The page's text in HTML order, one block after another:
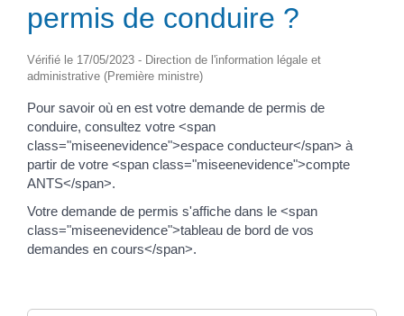
permis de conduire ?
Vérifié le 17/05/2023 - Direction de l'information légale et
administrative (Première ministre)
Pour savoir où en est votre demande de permis de
conduire, consultez votre <span
class="miseenevidence">espace conducteur</span> à
partir de votre <span class="miseenevidence">compte
ANTS</span>.
Votre demande de permis s'affiche dans le <span
class="miseenevidence">tableau de bord de vos
demandes en cours</span>.